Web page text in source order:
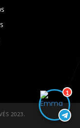
1
2023.